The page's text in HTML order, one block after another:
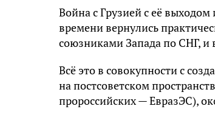
Война с Грузией с её
времени вернулись
союзниками Запада по СНГ, и
Всё это в совокупности с
на постсоветском
пророссийских — ЕвразЭС),